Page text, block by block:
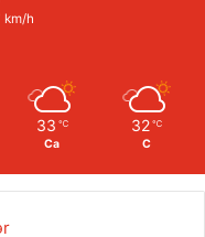
km/h
33 ℃
Ca
32 ℃
C